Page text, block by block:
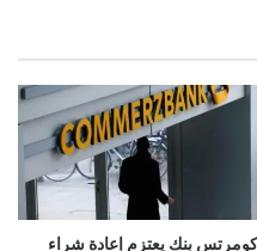
كومرتس بنك يعتزم إعادة شراء